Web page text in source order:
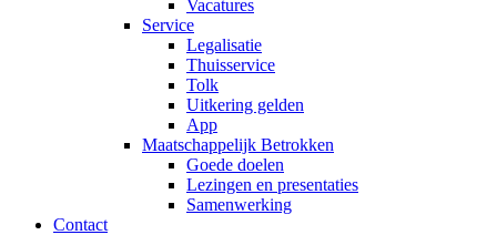
Vacatures
Service
Legalisatie
Thuisservice
Tolk
Uitkering gelden
App
Maatschappelijk Betrokken
Goede doelen
Lezingen en presentaties
Samenwerking
Contact